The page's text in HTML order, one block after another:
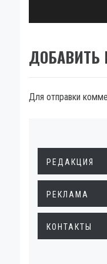
ДОБАВИТЬ
Для отправки
РЕДАКЦИЯ
РЕКЛАМА
КОНТАКТЫ